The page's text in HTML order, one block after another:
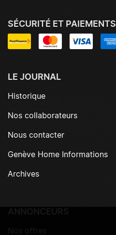
SÉCURITÉ ET PAIEMENTS
LE JOURNAL
Historique
Nos collaborateurs
Nous contacter
Genève Home Informations
Archives